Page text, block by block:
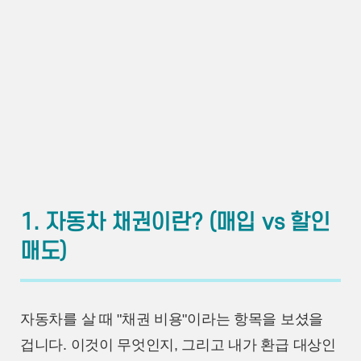
1. 자동차 채권이란? (매입 vs 할인
매도)
자동차를 살 때 "채권 비용"이라는 항목을 보셨을
겁니다. 이것이 무엇인지, 그리고 내가 환급 대상인